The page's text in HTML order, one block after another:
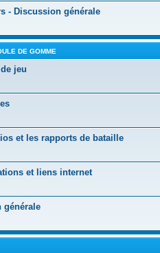
- Discussion générale
DE GOMME
jeu
et les rapports de bataille
et liens internet
générale